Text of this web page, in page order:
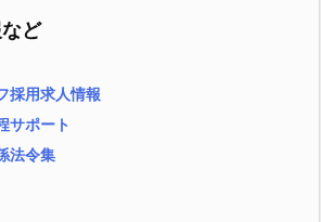
ど
採用求人情報
サポート
法令集